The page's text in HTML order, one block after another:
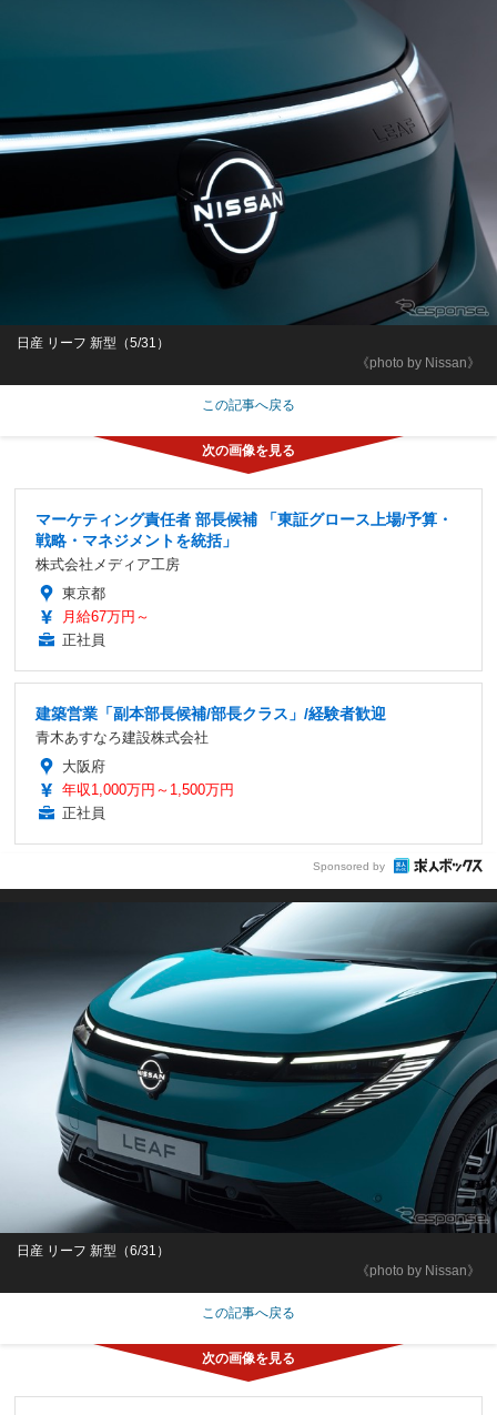
《photo by Nissan》
日産 リーフ 新型（5/31）
この記事へ戻る
マーケティング責任者 部長候補 「東証グロース上場/予算・
戦略・マネジメントを統括」
株式会社メディア工房
東京都
月給67万円～
正社員
建築営業「副本部長候補/部長クラス」/経験者歓迎
青木あすなろ建設株式会社
大阪府
年収1,000万円～1,500万円
正社員
Sponsored by
《photo by Nissan》
日産 リーフ 新型（6/31）
この記事へ戻る